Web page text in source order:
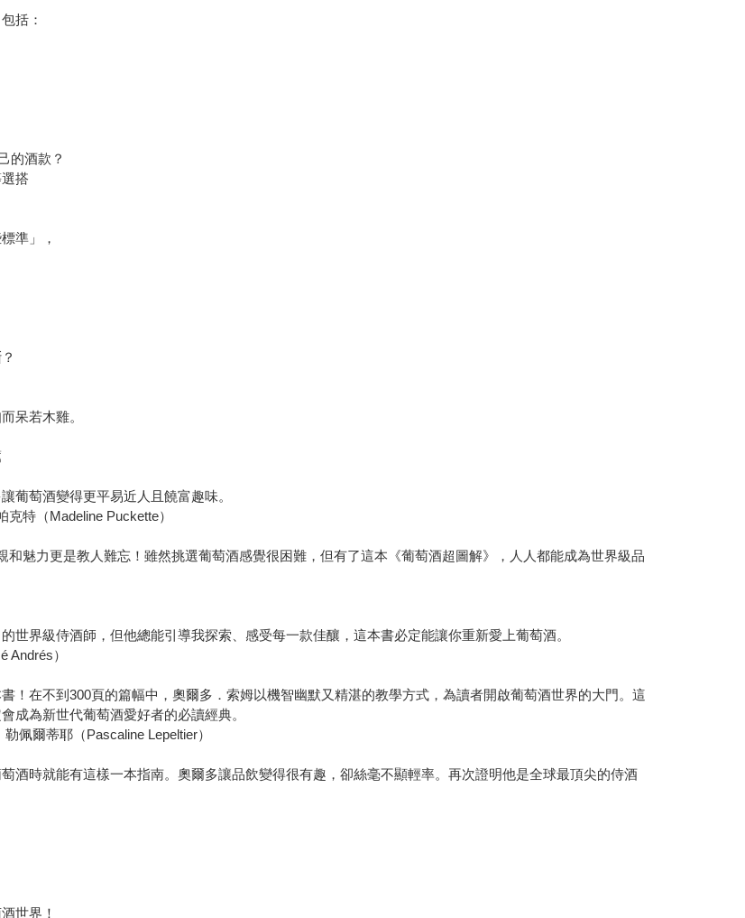
括：
的酒款？
搭
準」，
呆若木雞。
萄酒變得更平易近人且饒富趣味。
特（Madeline Puckette）
魅力更是教人難忘！雖然挑選葡萄酒感覺很困難，但有了這本《葡萄酒超圖解》，人人都能成為世界級品
界級侍酒師，但他總能引導我探索、感受每一款佳釀，這本書必定能讓你重新愛上葡萄酒。
）
在不到300頁的篇幅中，奧爾多．索姆以機智幽默又精湛的教學方式，為讀者開啟葡萄酒世界的大門。這
成為新世代葡萄酒愛好者的必讀經典。
佩爾蒂耶（Pascaline Lepeltier）
時就能有這樣一本指南。奧爾多讓品飲變得很有趣，卻絲毫不顯輕率。再次證明他是全球最頂尖的侍酒
世界！